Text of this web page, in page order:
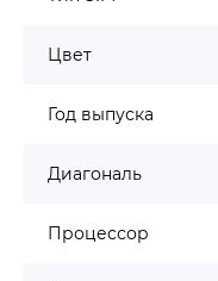
Цвет
Год выпуска
Диагональ
Процессор